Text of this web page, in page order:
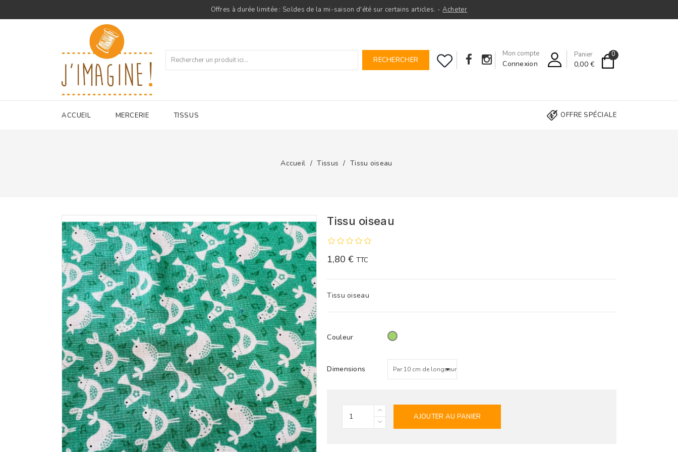
Offres à durée limitée : Soldes de la mi-saison d'été sur certains articles. - Acheter
Panier
0,00 €
0
Mon compte
Connexion
RECHERCHER
ACCUEIL MERCERIE TISSUS OFFRE SPÉCIALE
Accueil Tissus Tissu oiseau
Tissu oiseau
1,80 € TTC
Tissu oiseau
Couleur Vert
Dimensions
AJOUTER AU PANIER